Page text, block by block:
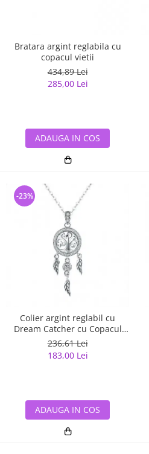
Bratara argint reglabila cu
copacul vietii
434,89 Lei
285,00 Lei
ADAUGA IN COS
Colier argint reglabil cu
Dream Catcher cu Copacul
Vietii
236,61 Lei
183,00 Lei
-23%
ADAUGA IN COS